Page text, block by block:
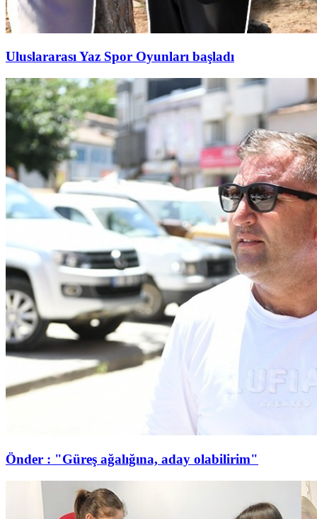
Uluslararası Yaz Spor Oyunları başladı
Önder : "Güreş ağalığına, aday olabilirim"